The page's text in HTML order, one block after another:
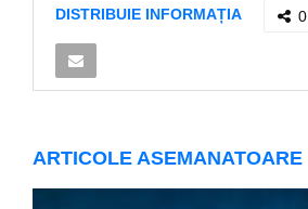
DISTRIBUIE INFORMAȚIA 0
ARTICOLE ASEMANATOARE